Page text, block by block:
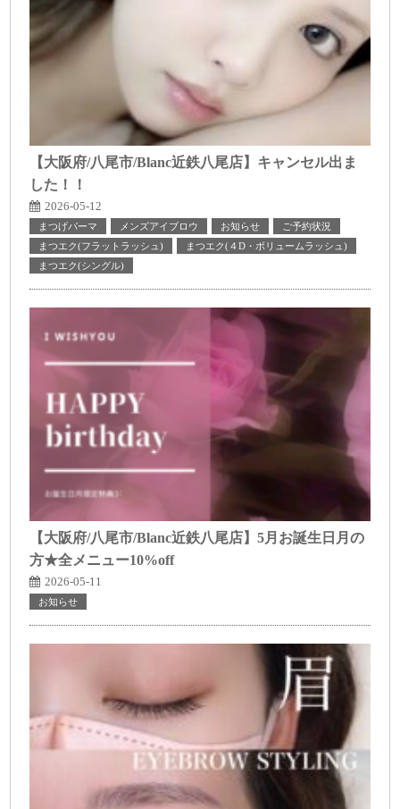
【大阪府/八尾市/Blanc近鉄八尾店】キャンセル出ま
した！！
2026-05-12
まつげパーマ メンズアイブロウ お知らせ
ご予約状況
まつエク(フラットラッシュ)
まつエク(４D・ボリュームラッシュ)
まつエク(シングル)
【大阪府/八尾市/Blanc近鉄八尾店】5月お誕生日月の
方★全メニュー10%off
2026-05-11
お知らせ